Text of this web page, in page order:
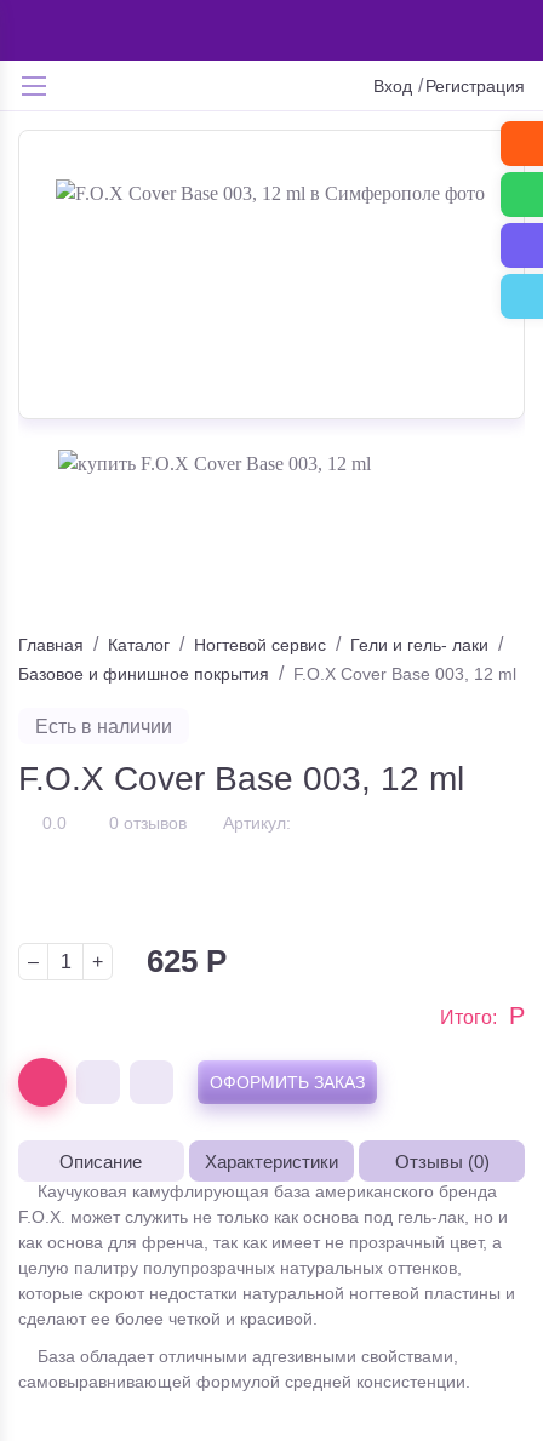
Вход /Регистрация
Главная Каталог Ногтевой сервис
Гели и гель- лаки
Базовое и финишное покрытия
F.O.X Cover Base 003, 12 ml
Есть в наличии
F.O.X Cover Base 003, 12 ml
0.0 0 отзывов Артикул:
– + 625 Р
Итого: Р
ОФОРМИТЬ ЗАКАЗ
Описание Характеристики Отзывы (0)
Каучуковая камуфлирующая база американского бренда
F.O.X. может служить не только как основа под гель-лак, но и
как основа для френча, так как имеет не прозрачный цвет, а
целую палитру полупрозрачных натуральных оттенков,
которые скроют недостатки натуральной ногтевой пластины и
сделают ее более четкой и красивой.
База обладает отличными адгезивными свойствами,
самовыравнивающей формулой средней консистенции.